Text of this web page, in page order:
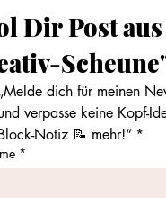
Dir Post
„Melde dich für meinen
verpasse keine Kopf-
Notiz 📝 mehr!“ *
*